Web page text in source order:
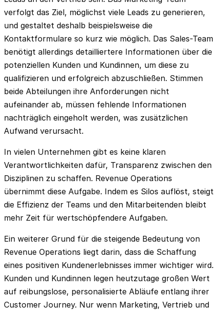
verfolgt das Ziel, möglichst viele Leads zu generieren,
und gestaltet deshalb beispielsweise die
Kontaktformulare so kurz wie möglich. Das Sales-Team
benötigt allerdings detailliertere Informationen über die
potenziellen Kunden und Kundinnen, um diese zu
qualifizieren und erfolgreich abzuschließen. Stimmen
beide Abteilungen ihre Anforderungen nicht
aufeinander ab, müssen fehlende Informationen
nachträglich eingeholt werden, was zusätzlichen
Aufwand verursacht.
In vielen Unternehmen gibt es keine klaren
Verantwortlichkeiten dafür, Transparenz zwischen den
Disziplinen zu schaffen. Revenue Operations
übernimmt diese Aufgabe. Indem es Silos auflöst, steigt
die Effizienz der Teams und den Mitarbeitenden bleibt
mehr Zeit für wertschöpfendere Aufgaben.
Ein weiterer Grund für die steigende Bedeutung von
Revenue Operations liegt darin, dass die Schaffung
eines positiven Kundenerlebnisses immer wichtiger wird.
Kunden und Kundinnen legen heutzutage großen Wert
auf reibungslose, personalisierte Abläufe entlang ihrer
Customer Journey. Nur wenn Marketing, Vertrieb und